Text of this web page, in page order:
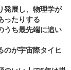
発展し、物理学が
ったりする
うち最先端に追い
のが宇宙際タイヒ